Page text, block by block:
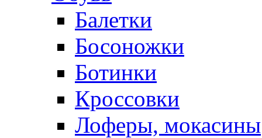
Балетки
Босоножки
Ботинки
Кроссовки
Лоферы, мокасины